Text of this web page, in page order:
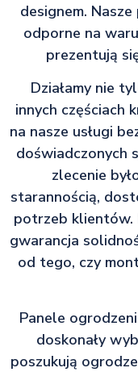
designem.
odporne na
prezentują
Działamy nie
innych częściach
na nasze usługi
doświadczonych
zlecenie
starannością,
potrzeb klientów.
gwarancja
od tego, czy
Panele
doskonały
poszukują